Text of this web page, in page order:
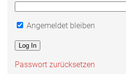
Angemeldet bleiben
Passwort zurücksetzen